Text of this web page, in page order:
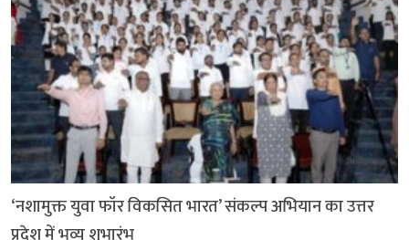
‘नशामुक्त युवा फॉर विकसित भारत’ संकल्प अभियान का उत्तर